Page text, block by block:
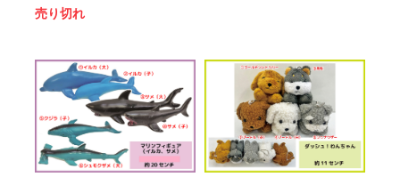
売り切れ